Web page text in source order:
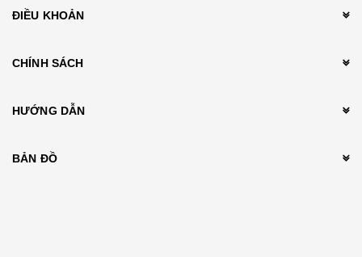
ĐIỀU KHOẢN
CHÍNH SÁCH
HƯỚNG DẪN
BẢN ĐỒ